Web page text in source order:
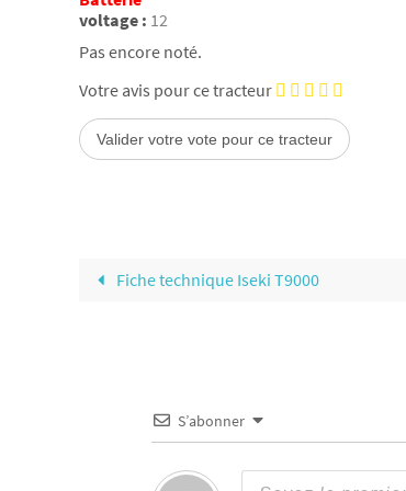
voltage : 12
Pas encore noté.
Votre avis pour ce tracteur
Fiche technique Iseki T9000
S’abonner